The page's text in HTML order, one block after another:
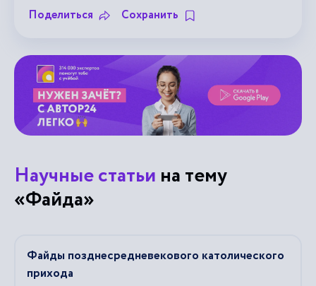
Поделиться Сохранить
Научные статьи на тему
«Файда»
Файды позднесредневекового католического
прихода